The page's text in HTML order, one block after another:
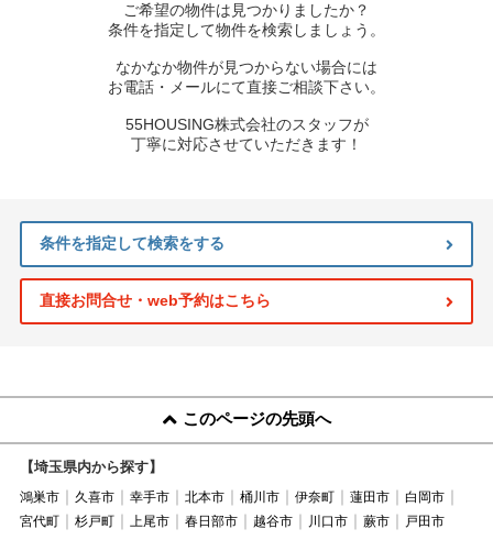
ご希望の物件は見つかりましたか？
条件を指定して物件を検索しましょう。
なかなか物件が見つからない場合には
お電話・メールにて直接ご相談下さい。
55HOUSING株式会社のスタッフが
丁寧に対応させていただきます！
条件を指定して検索をする
直接お問合せ・web予約はこちら
このページの先頭へ
【埼玉県内から探す】
鴻巣市 久喜市 幸手市 北本市 桶川市 伊奈町 蓮田市
白岡市
宮代町
杉戸町 上尾市 春日部市 越谷市 川口市 蕨市 戸田市